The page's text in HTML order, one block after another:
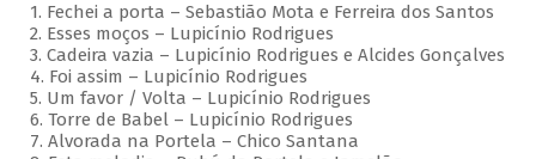
1. Fechei a porta – Sebastião Mota e Ferreira dos Santos
2. Esses moços – Lupicínio Rodrigues
3. Cadeira vazia – Lupicínio Rodrigues e Alcides Gonçalves
4. Foi assim – Lupicínio Rodrigues
5. Um favor / Volta – Lupicínio Rodrigues
6. Torre de Babel – Lupicínio Rodrigues
7. Alvorada na Portela – Chico Santana